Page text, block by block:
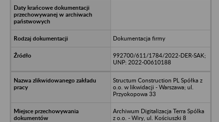
Dokumentacja firmy
992700/611/1784/2022-DER-SAK;
UNP: 2022-00610188
Structum Construction PL Spółka z
o.o. w likwidacji - Warszawa; ul.
Przyokopowa 33
Archiwum Digitalizacja Terra Spólka
z o.o. - Wiry, ul. Kościuszki 8